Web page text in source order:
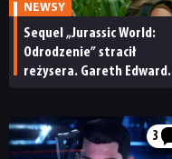
NEWSY
Sequel „Jurassic World:
Odrodzenie” stracił
reżysera. Gareth Edwards
3